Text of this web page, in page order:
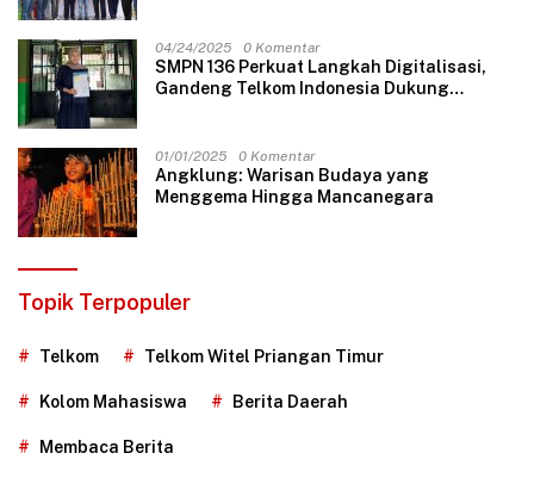
04/24/2025 0 Komentar
SMPN 136 Perkuat Langkah Digitalisasi,
Gandeng Telkom Indonesia Dukung
01/01/2025 0 Komentar
Angklung: Warisan Budaya yang
Menggema Hingga Mancanegara
Topik Terpopuler
Telkom Telkom Witel Priangan Timur
Kolom Mahasiswa Berita Daerah
Membaca Berita